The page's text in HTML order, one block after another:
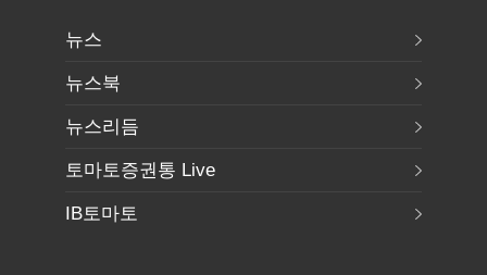
뉴스
뉴스북
뉴스리듬
토마토증권통 Live
IB토마토